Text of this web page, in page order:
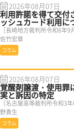
2026年08月07日
利用許諾を得て交付
ッシュカード利用に
［長崎地方裁判所令和6年
佐竹宏章
コラム
2026年08月07日
覚醒剤譲渡・使用罪
実と訴因の特定
［名古屋高等裁判所令和3
野貴生
コラム